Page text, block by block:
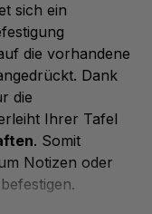
sich ein
die vorhandene
Dank
die
Ihrer Tafel
. Somit
Notizen oder